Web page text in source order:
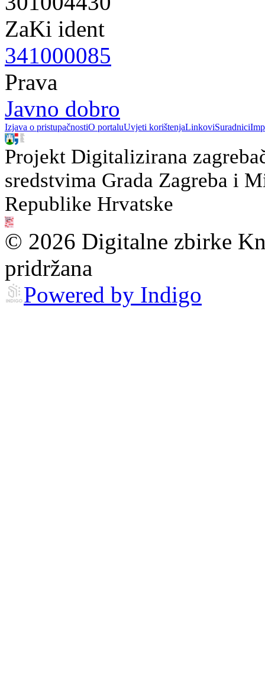
ZaKi ident
341000085
Prava
Javno dobro
Izjava o pristupačnostiO portaluUvjeti korištenjaLinkoviSuradnici
Projekt Digitalizirana
sredstvima Grada Zagreba i
Republike Hrvatske
© 2026 Digitalne zbirke
pridržana
Powered by Indigo